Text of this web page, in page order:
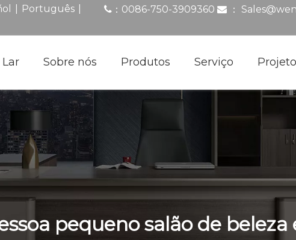
Português ： 0086-750-3909360 ：
Lar Sobre nós Produtos Serviço
pequeno salão de